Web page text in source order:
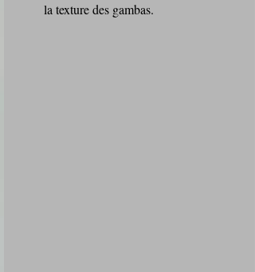
la texture des gambas.